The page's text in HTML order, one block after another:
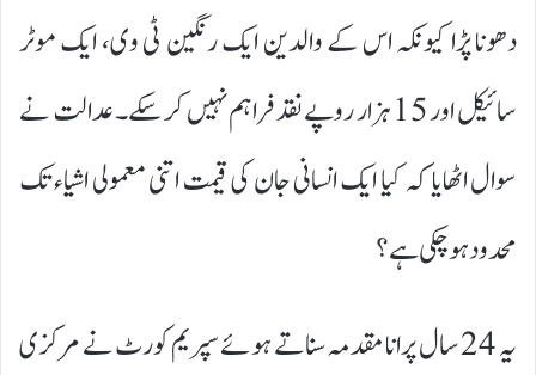
دھونا پڑا کیونکہ اس کے والدین ایک رنگین ٹی وی، ایک موٹر
سائیکل اور 15 ہزار روپے نقد فراہم نہیں کر سکے۔ عدالت نے
سوال اٹھایا کہ کیا ایک انسانی جان کی قیمت اتنی معمولی اشیاء تک
محدود ہو چکی ہے؟
یہ 24 سال پرانا مقدمہ سناتے ہوئے سپریم کورٹ نے مرکزی